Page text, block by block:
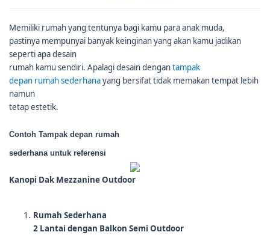
Memiliki rumah yang tentunya bagi kamu para anak muda,
pastinya mempunyai banyak keinginan yang akan kamu jadikan
seperti apa desain
rumah kamu sendiri. Apalagi desain dengantampak
depan rumah sederhanayang bersifat tidak memakan tempat lebih
namun
tetap estetik.
Contoh Tampak depan rumah
sederhana untuk referensi
Kanopi Dak Mezzanine Outdoor
Rumah Sederhana
2 Lantai dengan Balkon Semi Outdoor